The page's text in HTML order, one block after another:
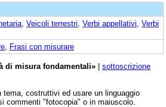
Veicoli terrestri Verbi appellativi Verbi
Frasi con misurare
di misura fondamentali» | sottoscrizione
costruttivi ed usare un linguaggio
commenti "fotocopia" o in maiuscolo.